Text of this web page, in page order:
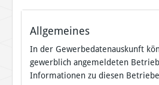
Allgemeines
In der Gewerbedatenauskunft
gewerblich angemeldeten
Informationen zu diesen